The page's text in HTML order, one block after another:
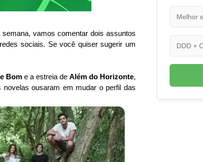
semana, vamos comentar dois assuntos
sociais. Se você quiser sugerir um
Bom e a estreia de Além do Horizonte,
ousaram em mudar o perfil das